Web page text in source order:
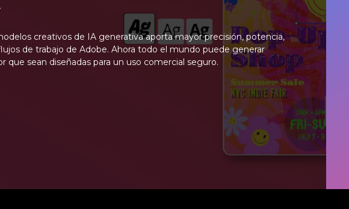
creativos de IA generativa aporta mayor precisión, potencia,
de trabajo de Adobe. Ahora todo el mundo puede generar
que sean diseñadas para un uso comercial seguro.